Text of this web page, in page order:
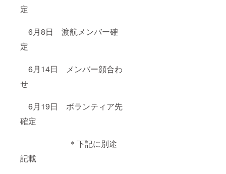
定
6月8日 渡航メンバー確
定
6月14日 メンバー顔合わ
せ
6月19日 ボランティア先
確定
＊下記に別途
記載